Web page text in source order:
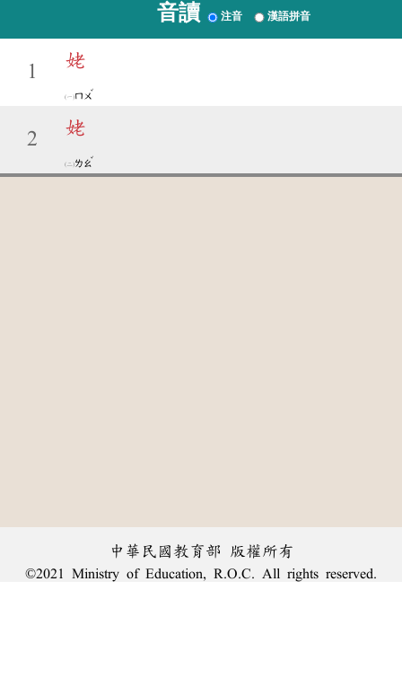
音讀 注音 漢語拼音
1
姥
ㄇㄨ
ˇ
2
姥
ㄌㄠ
ˇ
中華民國教育部 版權所有
©2021 Ministry of Education, R.O.C. All rights reserved.